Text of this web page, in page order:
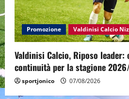
Promozione Valdinisi Calcio
Valdinisi Calcio, Riposo leader:
continuità per la stagione
sportjonico 07/08/2026